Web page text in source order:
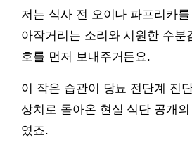
저는 식사 전 오이나 파프리카
아작거리는 소리와 시원한 수분
호를 먼저 보내주거든요.
이 작은 습관이 당뇨 전단계 진
상치로 돌아온 현실 식단 공개
였죠.